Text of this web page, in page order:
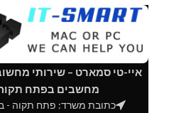
איי-טי סמארט – שירותי
מחשבים בפתח
כתובת משרד: פתח תקוה -